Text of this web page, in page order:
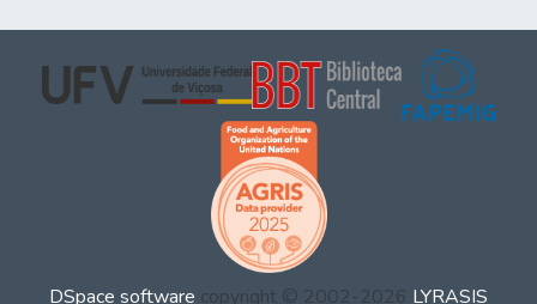
DSpace software copyright © 2002-2026 LYRASIS